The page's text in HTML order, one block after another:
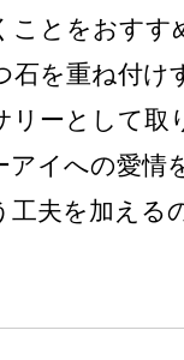
ことをおすす
石を重ね付け
リーとして取
イへの愛情
工夫を加える